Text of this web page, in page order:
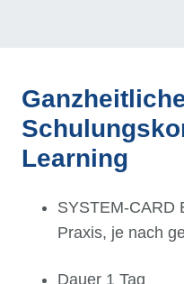
Learning
SYSTEM-CARD
Praxis, je nach
Dauer 1 Tag